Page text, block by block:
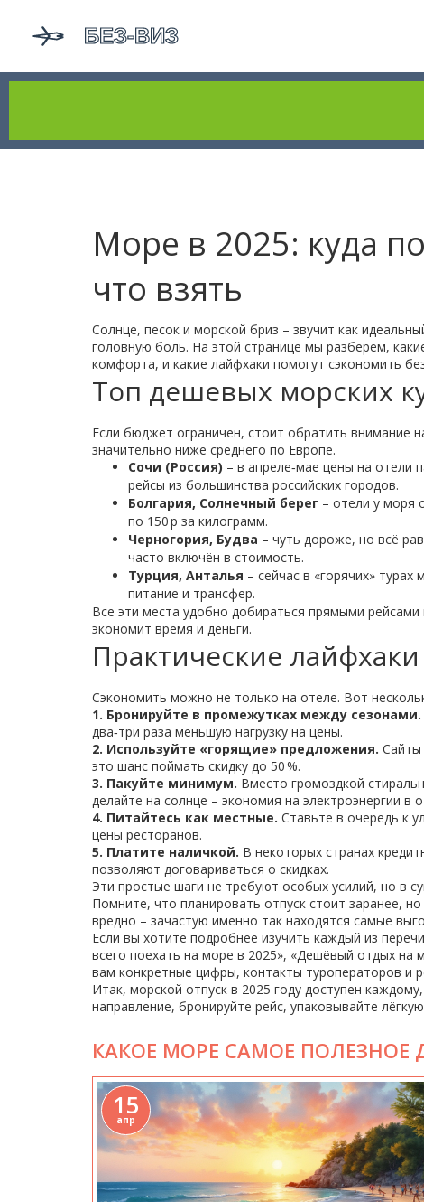
Море в 2025: куда
что взять
Солнце, песок и морской бриз – звучит как
головную боль. На этой странице мы разберём,
комфорта, и какие лайфхаки помогут сэкономить
Топ дешевых морских
Если бюджет ограничен, стоит обратить внимание
значительно ниже среднего по Европе.
Сочи (Россия) – в апреле‑мае цены на отели
рейсы из большинства российских городов.
Болгария, Солнечный берег – отели у моря
по 150 р за килограмм.
Черногория, Будва – чуть дороже, но всё
часто включён в стоимость.
Турция, Анталья – сейчас в «горячих»
питание и трансфер.
Все эти места удобно добираться прямыми
экономит время и деньги.
Практические
Сэкономить можно не только на отеле. Вот
1. Бронируйте в промежутках между сезонами.
два‑три раза меньшую нагрузку на цены.
2. Используйте «горящие» предложения. Сайты
это шанс поймать скидку до 50 %.
3. Пакуйте минимум. Вместо громоздкой
делайте на солнце – экономия на электроэнергии в
4. Питайтесь как местные. Ставьте в очередь к
цены ресторанов.
5. Платите наличкой. В некоторых странах
позволяют договариваться о скидках.
Эти простые шаги не требуют особых усилий, но в
Помните, что планировать отпуск стоит заранее,
вредно – зачастую именно так находятся самые
Если вы хотите подробнее изучить каждый из
всего поехать на море в 2025», «Дешёвый отдых
вам конкретные цифры, контакты туроператоров и
Итак, морской отпуск в 2025 году доступен
направление, бронируйте рейс, упаковывайте
КАКОЕ МОРЕ САМОЕ ПОЛЕЗНОЕ
15
апр